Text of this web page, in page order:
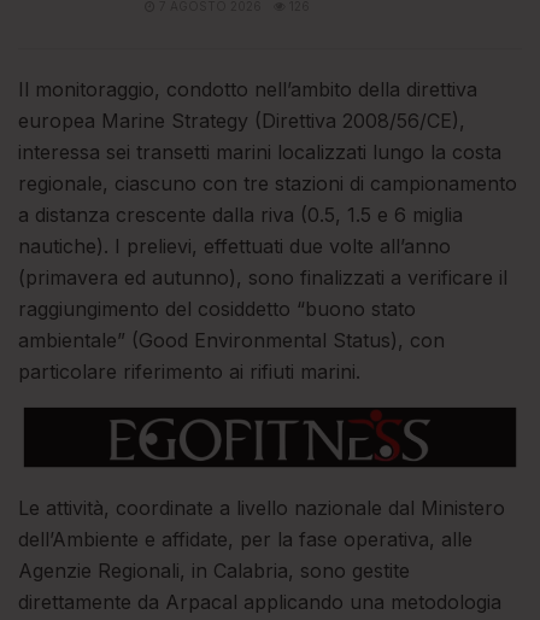
Il monitoraggio, condotto nell’ambito della direttiva
europea Marine Strategy (Direttiva 2008/56/CE),
interessa sei transetti marini localizzati lungo la costa
regionale, ciascuno con tre stazioni di campionamento
a distanza crescente dalla riva (0.5, 1.5 e 6 miglia
nautiche). I prelievi, effettuati due volte all’anno
(primavera ed autunno), sono finalizzati a verificare il
raggiungimento del cosiddetto “buono stato
ambientale” (Good Environmental Status), con
particolare riferimento ai rifiuti marini.
Le attività, coordinate a livello nazionale dal Ministero
dell’Ambiente e affidate, per la fase operativa, alle
Agenzie Regionali, in Calabria, sono gestite
direttamente da Arpacal applicando una metodologia